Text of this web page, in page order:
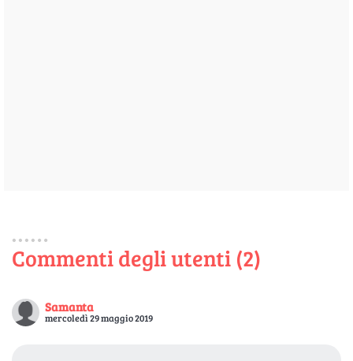
Commenti degli utenti (2)
Samanta
mercoledì 29 maggio 2019